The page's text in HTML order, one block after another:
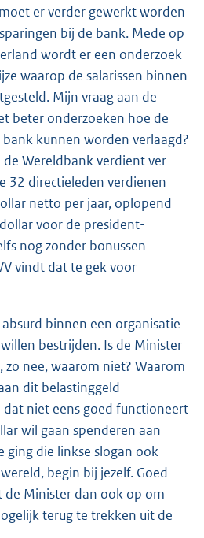
er verder gewerkt worden
bij de bank. Mede op
wordt er een onderzoek
waarop de salarissen binnen
Mijn vraag aan de
beter onderzoeken hoe de
kunnen worden verlaagd?
Wereldbank verdient ver
32 directieleden verdienen
netto per jaar, oplopend
voor de president-
nog zonder bonussen
vindt dat te gek voor
binnen een organisatie
bestrijden. Is de Minister
zo nee, waarom niet? Waarom
dit belastinggeld
niet eens goed functioneert
wil gaan spenderen aan
ging die linkse slogan ook
begin bij jezelf. Goed
de Minister dan ook op om
terug te trekken uit de